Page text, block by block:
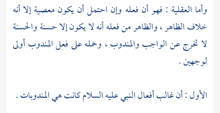
وأما العقلية : فهو أن فعله وإن احتمل أن يكون معصية إلا أنه
خلاف الظاهر ، والظاهر من فعله أنه لا يكون إلا حسنة والحسنة
لا تخرج عن الواجب والمندوب ، وحمله على فعل المندوب أولى
لوجهين .
الأول : أن غالب أفعال النبي عليه السلام كانت هي المندوبات .